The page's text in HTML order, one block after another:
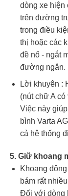
dòng xe hiện
trên đường
trong điều
thị hoặc các
đề nổ - ngắt
đường ngắn.
Lời khuyên :
(nút chữ A
Việc này
bình Varta
cả hệ thống
5. Giữ khoang
Khoang
bám rất
Đối với dòng